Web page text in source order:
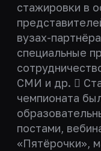
стажировки в
вузах-
специальные
СМИ и др. 
чемпионата
постами,
«Пятёрочки»,